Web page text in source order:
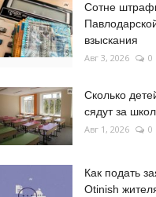
Сотне
взыскания
Авг 3, 2026 0
Сколько
сядут за
Авг 1, 2026 0
Как подать
Otinish